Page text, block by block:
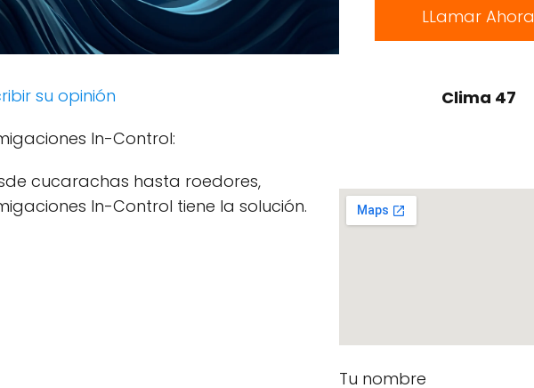
su opinión
In-Control:
cucarachas hasta roedores,
In-Control tiene la solución.
LLamar Ahora
Clima 47
Tu nombre